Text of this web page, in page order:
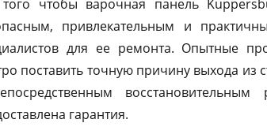
чтобы варочная панель
привлекательным и
для ее ремонта. Опытные
поставить точную причину выхода из
гарантия.